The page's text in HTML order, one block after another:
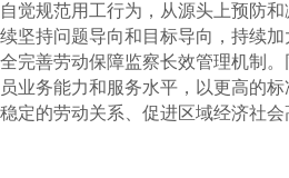
觉规范用工行为，从源头上预防
坚持问题导向和目标导向，持续
完善劳动保障监察长效管理机制
业务能力和服务水平，以更高的
定的劳动关系、促进区域经济社